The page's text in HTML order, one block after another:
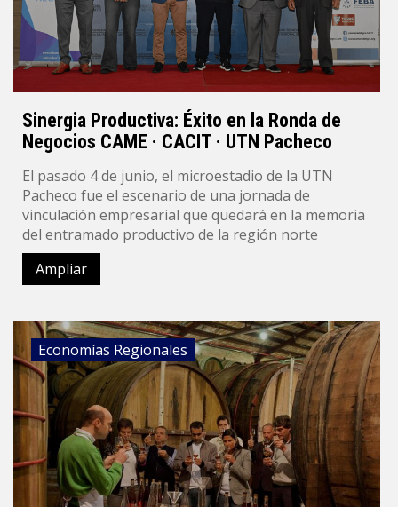
Sinergia Productiva: Éxito en la Ronda de
Negocios CAME · CACIT · UTN Pacheco
El pasado 4 de junio, el microestadio de la UTN
Pacheco fue el escenario de una jornada de
vinculación empresarial que quedará en la memoria
del entramado productivo de la región norte
Ampliar
Economías Regionales